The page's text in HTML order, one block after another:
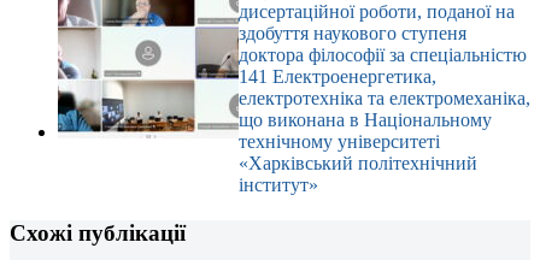
дисертаційної роботи, поданої на
здобуття наукового ступеня
доктора філософії за спеціальністю
141 Електроенергетика,
електротехніка та електромеханіка,
що виконана в Національному
технічному університеті
«Харківський політехнічний
інститут»
Схожі публікації